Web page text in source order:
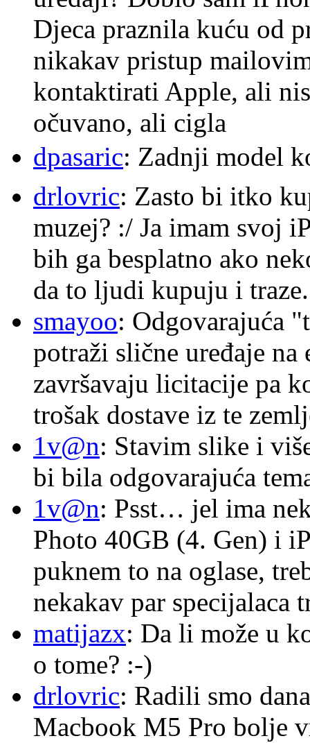
Djeca praznila kuću od
nikakav pristup
kontaktirati Apple, ali
očuvano, ali cigla
dpasaric: Zadnji model
drlovric: Zasto bi itko
muzej? :/ Ja imam svoj
bih ga besplatno ako
da to ljudi kupuju i traze.
smayoo: Odgovarajuća
potraži slične uređaje
završavaju licitacije pa
trošak dostave iz te
1v@n: Stavim slike i
bi bila odgovarajuća
1v@n: Psst… jel ima
Photo 40GB (4. Gen) i
puknem to na oglase,
nekakav par
matijazx: Da li može u
o tome? :-)
drlovric: Radili smo
Macbook M5 Pro bolje